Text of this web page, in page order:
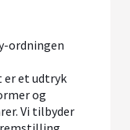
ordningen
er et udtryk
og
Vi tilbyder